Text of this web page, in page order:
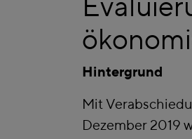
Hintergrund
Mit
Dezember 2019